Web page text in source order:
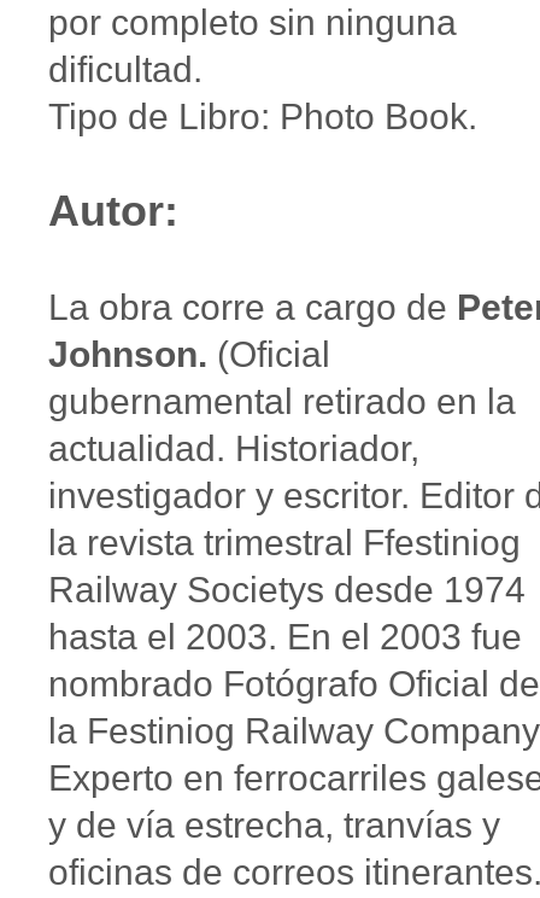
por completo sin ninguna
dificultad.
Tipo de Libro: Photo Book.
Autor:
La obra corre a cargo de
Johnson. (Oficial
gubernamental retirado en la
actualidad. Historiador,
investigador y escritor. Editor
la revista trimestral Ffestiniog
Railway Societys desde 1974
hasta el 2003. En el 2003 fue
nombrado Fotógrafo Oficial de
la Festiniog Railway
Experto en ferrocarriles
y de vía estrecha, tranvías y
oficinas de correos